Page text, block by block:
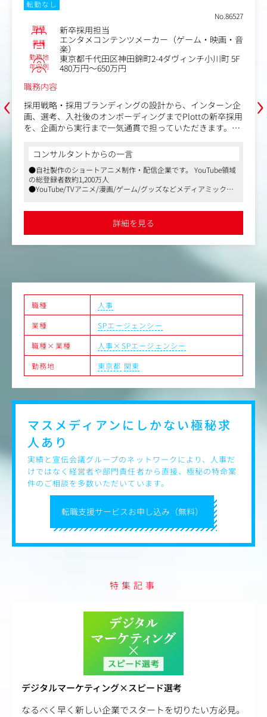
‹
ンテンツメーカー（ゲーム・映画・音
田区神田錦町2-4ダヴィンチ小川町 5F
万円
ンディングの設計から、インターン企
オンボーディングまでPlottの新卒採用
で一気通貫で担っていただきます。
画・立案・実行
・採用広報の企画
・採用イベントの企画・運営
・改善
らの一言
ニメ制作・配信企業です。 YouTube領域
画/ゲーム/グッズなどメディアミックス
人事採用担
CM・映像
東京都港
年収例
420万円～
職務内容
●採用課題から部署
行
●さまざまな媒体や
●会社説明会などの
オペレーション中心
コンサルタントか
●長年広告映像を中心
ンテンツ」の制作にも
えて動き優秀な人材の
›
職種
人事
業種
SPエージェンシー
職種×業種
人事×SPエージェンシー
勤務地
東京都 関東
転職支援サービスお申し込み（無料）
マスメディアンにしかない極秘求
人あり
実績と宣伝会議グループのネットワークにより、人事だ
けではなく経営者や部門責任者から直接、極秘の特命案
件のご相談を多数いただいています。
特集記事
デジタルマーケティング×スピード選考
なるべく早く新しい企業でスタートを切りたい方必見。